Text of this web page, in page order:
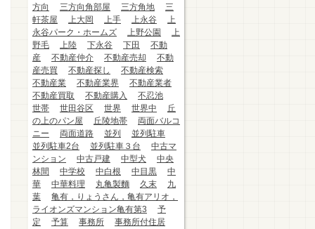
方向
三方向角部屋 三方角地
三
軒茶屋
上大岡 上手 上永谷
上
永谷パーク・ホームズ
上野公園
上
野毛
上陸 下永谷 下田
不動
産
不動産仲介 不動産売却
不動
産売買
不動産探し
不動産検索
不動産業
不動産業界
不動産業者
不動産買取
不動産購入
不忍池
世帯
世田谷区 世界 世界中
丘
の上のパン屋
丘陵地帯
両面バルコ
ニー
両面道路 並列
並列駐車
並列駐車2台
並列駐車３台
中古マ
ンション
中古戸建 中型犬
中央
林間
中学校 中白根 中目黒
中
華
中華料理 丸亀製麵 久末
九
葉
亀有，りょうさん，亀有アリオ，
ライオンズマンション亀有第3
予
定
予算 事務所
事務所付住居